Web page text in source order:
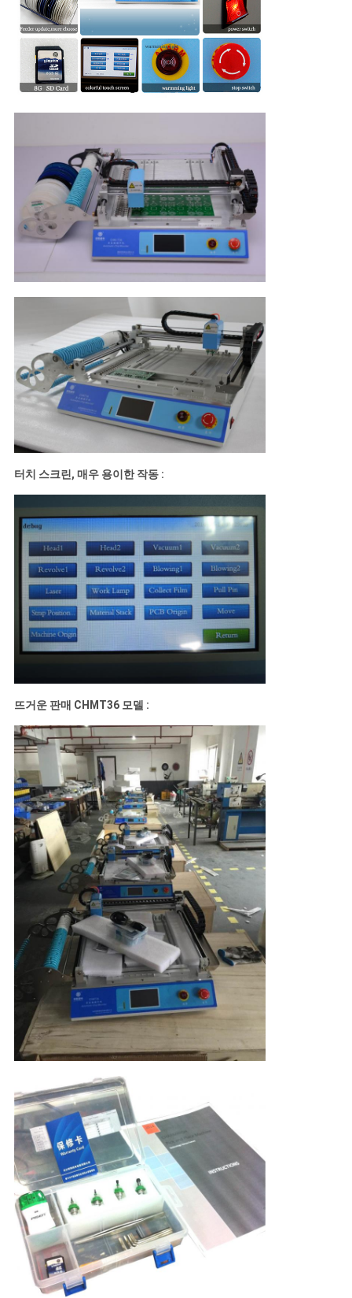
터치 스크린, 매우 용이한 작동 :
뜨거운 판매 CHMT36 모델 :